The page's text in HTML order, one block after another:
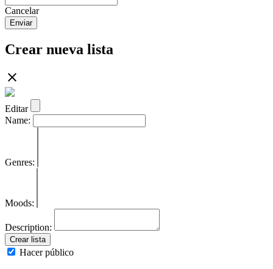
Cancelar
Enviar
Crear nueva lista
Editar
Name:
Genres:
Moods:
Description:
Crear lista
Hacer público